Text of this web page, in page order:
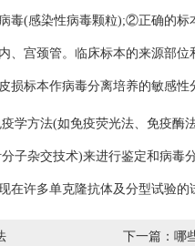
毒(感染性病毒颗粒);②正确的
、宫颈管。临床标本的来源部
损标本作病毒分离培养的敏感性
学方法(如免疫荧光法、免疫酶
子杂交技术)来进行鉴定和病毒
在许多单克隆抗体及分型试验的
下一篇： 哪